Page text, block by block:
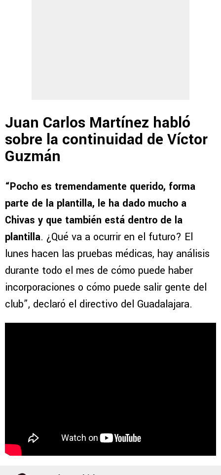
Juan Carlos Martínez habló
sobre la continuidad de Víctor
Guzmán
“Pocho es tremendamente querido, forma
parte de la plantilla, le ha dado mucho a
Chivas y que también está dentro de la
plantilla. ¿Qué va a ocurrir en el futuro? El
lunes hacen las pruebas médicas, hay análisis
durante todo el mes de cómo puede haber
incorporaciones o cómo puede salir gente del
club”, declaró el directivo del Guadalajara.